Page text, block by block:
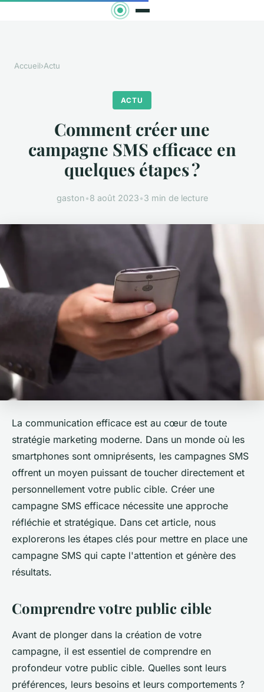
Accueil›Actu
ACTU
Comment créer une
campagne SMS efficace en
quelques étapes ?
gaston•8 août 2023•3 min de lecture
La communication efficace est au cœur de toute
stratégie marketing moderne. Dans un monde où les
smartphones sont omniprésents, les campagnes SMS
offrent un moyen puissant de toucher directement et
personnellement votre public cible. Créer une
campagne SMS efficace nécessite une approche
réfléchie et stratégique. Dans cet article, nous
explorerons les étapes clés pour mettre en place une
campagne SMS qui capte l'attention et génère des
résultats.
Comprendre votre public cible
Avant de plonger dans la création de votre
campagne, il est essentiel de comprendre en
profondeur votre public cible. Quelles sont leurs
préférences, leurs besoins et leurs comportements ?